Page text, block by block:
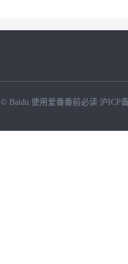
© Baidu 使用爱番番前必读 沪ICP